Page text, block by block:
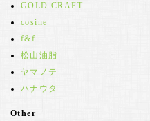
GOLD CRAFT
cosine
f&f
松山油脂
ヤマノテ
ハナウタ
Other